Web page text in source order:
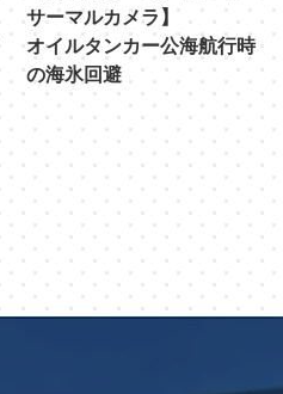
サーマルカメラ】
オイルタンカー公海航行時
の海氷回避